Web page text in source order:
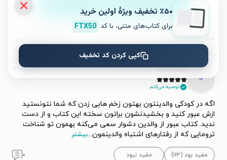
ثبت نظر
نظرات کاربران
s
strawberry
توصیه می‌کنم.
۱۴۰۴/۱۰/۲۶
اگه در کودکی والدینتون بهتون زخم هایی زدن که شما نتونستید
ازش عبور کنید و بخشیدنشون براتون سخته این کتاب و از دست
ندید. کتاب عبور از والدین دشوار سعی می‌کنه بهمون تو شناخت
ترومایی که از رفتارهای اشتباه والدینمون...بیشتر
مفید بود (۱۱۳) مفید نبود ۰
٪۵۰ تخفیف ویژۀ اولین خرید
برای کتاب‌های متنی، با کد FTX50
کپی کردن کد تخفیف